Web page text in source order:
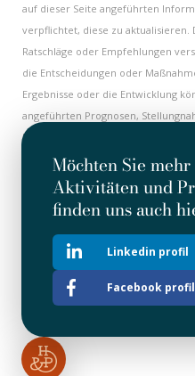
auf dieser Seite angeführten
verpflichtet, diese zu
Ratschläge oder Empfehlungen
die Entscheidungen oder
Ergebnisse oder die Entwicklung
angeführten Prognosen,
Einige Informationen auf dieser
Charakter und müssen nicht
sind als aktuell am Datum ihrer
an dieser Internetseite kann als
Diese Internetseite enthält auch
Internetseiten. Die Gesellschaft
die Verantwortung für beliebige
angeführt auf anderen
Möchten Sie
Aktivitäten und
finden uns auch
Linkedin profil
Facebook profil